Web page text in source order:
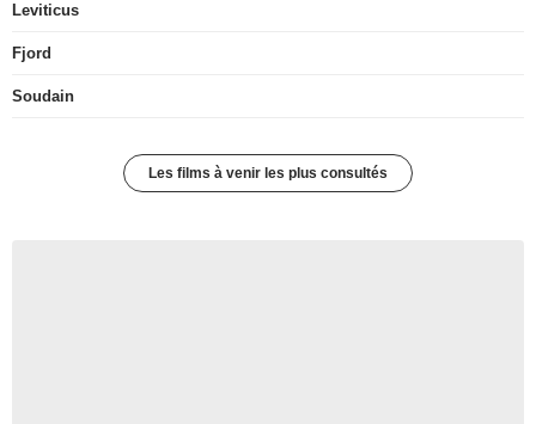
Leviticus
Fjord
Soudain
Les films à venir les plus consultés